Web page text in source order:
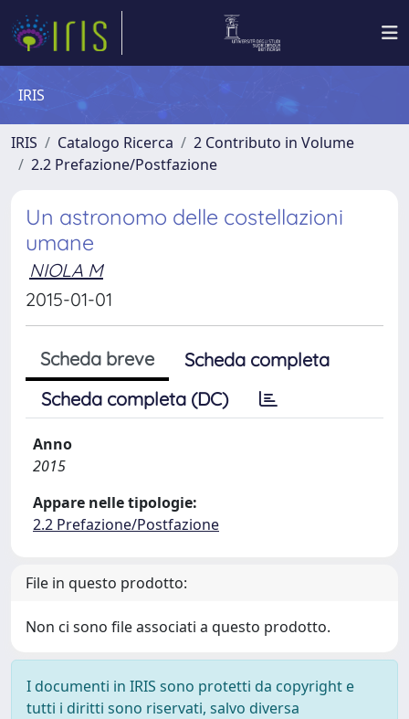
IRIS
IRIS Catalogo Ricerca
2 Contributo in Volume
2.2 Prefazione/Postfazione
Un astronomo delle costellazioni
umane
NIOLA M
2015-01-01
Scheda breve
Scheda completa
Scheda completa (DC)
Anno
2015
Appare nelle tipologie:
2.2 Prefazione/Postfazione
File in questo prodotto:
Non ci sono file associati a questo prodotto.
I documenti in IRIS sono protetti da copyright e
tutti i diritti sono riservati, salvo diversa